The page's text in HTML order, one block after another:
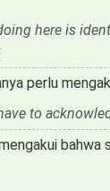
here is
perlu
to
bahwa